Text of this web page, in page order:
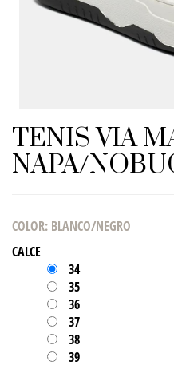
TENIS VIA
NAPA/
COLOR: BLANCO/NEGRO
CALCE
34
35
36
37
38
39